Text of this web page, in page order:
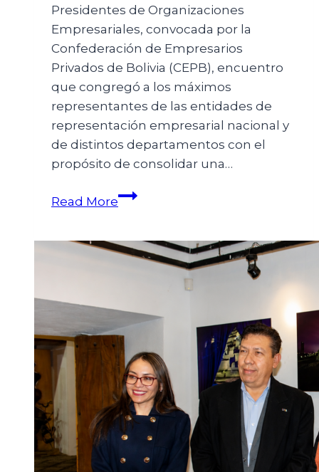
Presidentes de Organizaciones
Empresariales, convocada por la
Confederación de Empresarios
Privados de Bolivia (CEPB), encuentro
que congregó a los máximos
representantes de las entidades de
representación empresarial nacional y
de distintos departamentos con el
propósito de consolidar una…
Read More